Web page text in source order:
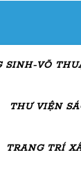
SINH-VÕ
THƯ VIỆN
TRANG TRÍ